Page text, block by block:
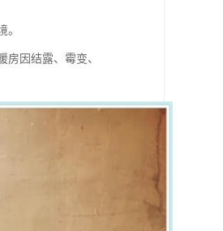
。
因结露、霉变、